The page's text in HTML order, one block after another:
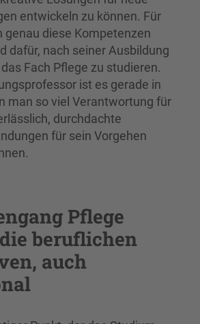
entwickeln zu können. Für
genau diese Kompetenzen
dafür, nach seiner Ausbildung
Fach Pflege zu studieren.
ist es gerade in
man so viel Verantwortung für
durchdachte
für sein Vorgehen
Pflege
beruflichen
auch